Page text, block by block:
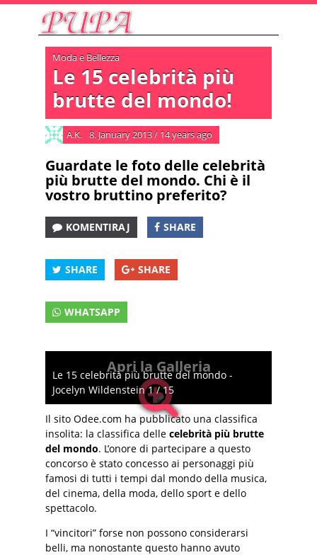
Moda e Bellezza
Le 15 celebrità più
brutte del mondo!
A.K. 8. January 2013/ 14 years ago
Guardate le foto delle celebrità
più brutte del mondo. Chi è il
vostro bruttino preferito?
KOMENTIRAJ SHARE
SHARE SHARE
WHATSAPP
Apri la Galleria
Le 15 celebrità più brutte del mondo -
Jocelyn Wildenstein 1 / 15
Il sito Odee.com ha pubblicato una classifica
insolita: la classifica delle celebrità più brutte
del mondo. L’onore di partecipare a questo
concorso è stato concesso ai personaggi più
famosi di tutti i tempi dal mondo della musica,
del cinema, della moda, dello sport e dello
spettacolo.
I “vincitori” forse non possono considerarsi
belli, ma nonostante questo hanno avuto